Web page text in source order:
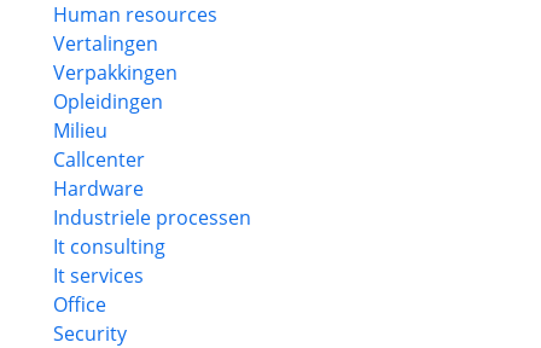
Human resources
Vertalingen
Verpakkingen
Opleidingen
Milieu
Callcenter
Hardware
Industriele processen
It consulting
It services
Office
Security